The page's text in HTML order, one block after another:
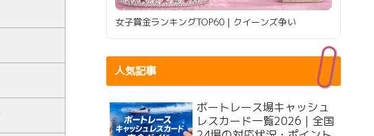
女子賞金ランキングTOP60｜クイーンズ争い
人気記事
ボートレース場キャッシュ
レスカード一覧2026｜全国